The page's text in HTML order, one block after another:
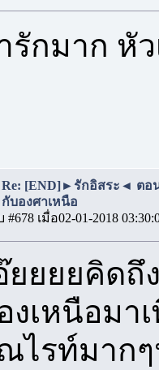
รักมาก หัว
Re: [END]►รักอิสระ◄ ตอ
กับองศาเหนือ
#678 เมื่อ02-01-2018
ยยยยคิดถึ
งเหนือมา
ไรท์มาก